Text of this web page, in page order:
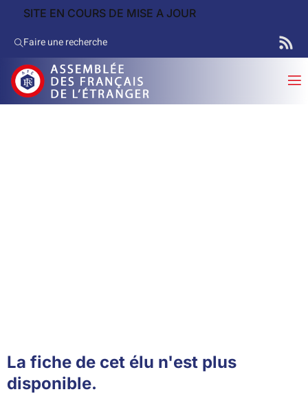
SITE EN COURS DE MISE A JOUR
Faire une recherche
La fiche de cet élu n'est plus
disponible.